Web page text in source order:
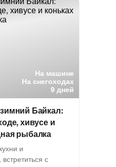
На машине
На снегоходах
9 дней
Байкал:
хивусе и
рыбалка
и
с